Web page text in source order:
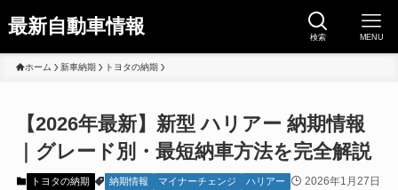
最新自動車情報 検索 MENU
ホーム 新車納期 トヨタの納期
【2026年最新】新型 ハリアー 納期情報
｜グレード別・最短納車方法を完全解説
トヨタの納期 納期情報 マイナーチェンジ ハリアー
2026年1月27日